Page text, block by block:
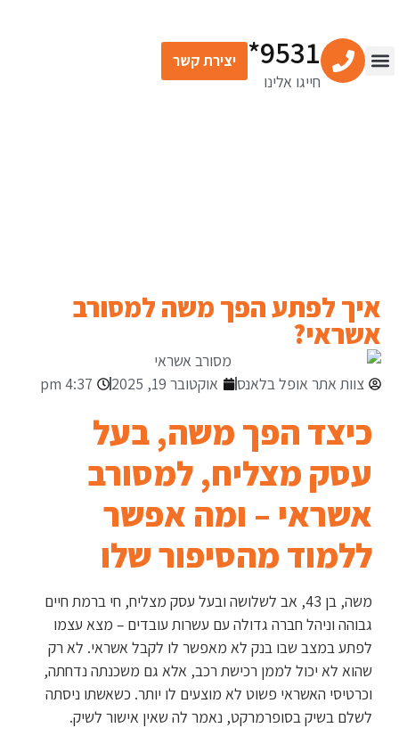
9531*
חייגו אלינו
יצירת קשר
איך לפתע הפך משה למסורב
אשראי?
צוות אתר אופל בלאנס אוקטובר 19, 2025 4:37 pm
כיצד הפך משה, בעל
עסק מצליח, למסורב
אשראי – ומה אפשר
ללמוד מהסיפור שלו
משה, בן 43, אב לשלושה ובעל עסק מצליח, חי ברמת חיים
גבוהה וניהל חברה גדולה עם עשרות עובדים – מצא עצמו
לפתע במצב שבו בנק לא מאפשר לו לקבל אשראי. לא רק
שהוא לא יכול לממן רכישת רכב, אלא גם משכנתה נדחתה,
וכרטיסי האשראי פשוט לא מוצעים לו יותר. כשאשתו ניסתה
לשלם בשיק בסופרמרקט, נאמר לה שאין אישור לשיק.